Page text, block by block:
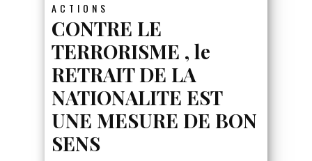
ACTIONS
CONTRE LE
TERRORISME , le
RETRAIT DE LA
NATIONALITE EST
UNE MESURE DE BON
SENS